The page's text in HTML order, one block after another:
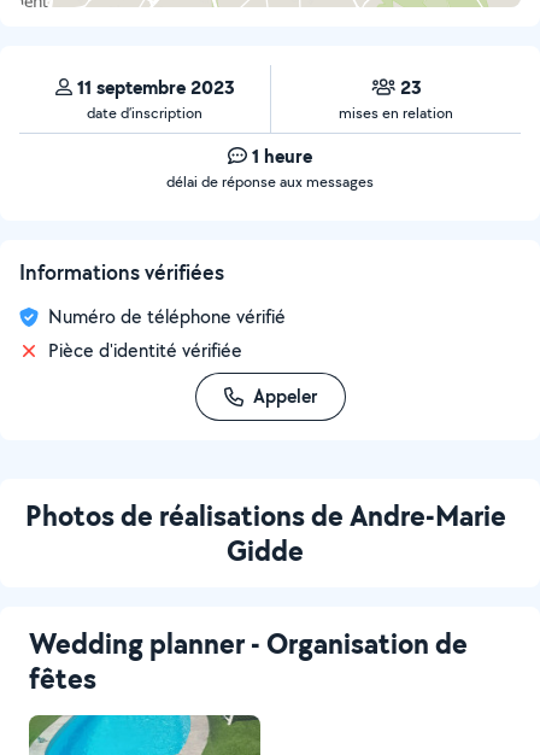
11 septembre 2023
date d’inscription
23
mises en relation
1 heure
délai de réponse aux messages
Informations vérifiées
Numéro de téléphone vérifié
Pièce d'identité vérifiée
Appeler
Photos de réalisations de Andre-Marie
Gidde
Wedding planner - Organisation de
fêtes